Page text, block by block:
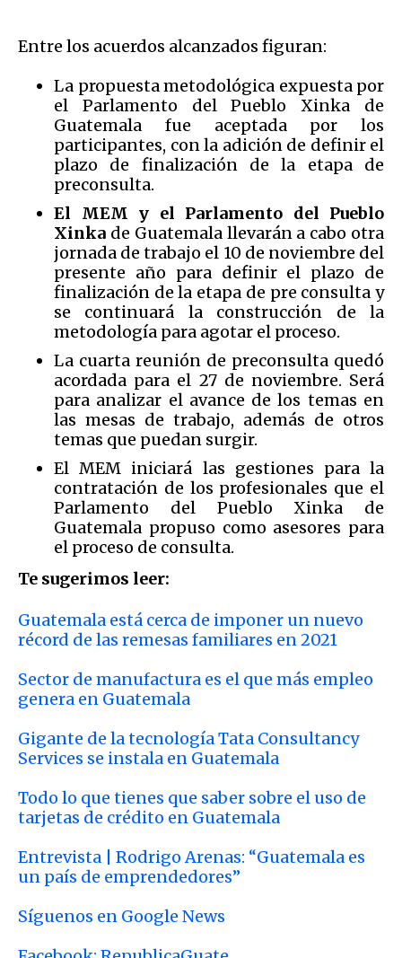
Entre los acuerdos alcanzados figuran:
La propuesta metodológica expuesta por
el Parlamento del Pueblo Xinka de
Guatemala fue aceptada por los
participantes, con la adición de definir el
plazo de finalización de la etapa de
preconsulta.
El MEM y el Parlamento del Pueblo
Xinka de Guatemala llevarán a cabo otra
jornada de trabajo el 10 de noviembre del
presente año para definir el plazo de
finalización de la etapa de pre consulta y
se continuará la construcción de la
metodología para agotar el proceso.
La cuarta reunión de preconsulta quedó
acordada para el 27 de noviembre. Será
para analizar el avance de los temas en
las mesas de trabajo, además de otros
temas que puedan surgir.
El MEM iniciará las gestiones para la
contratación de los profesionales que el
Parlamento del Pueblo Xinka de
Guatemala propuso como asesores para
el proceso de consulta.
Te sugerimos leer:
Guatemala está cerca de imponer un nuevo
récord de las remesas familiares en 2021
Sector de manufactura es el que más empleo
genera en Guatemala
Gigante de la tecnología Tata Consultancy
Services se instala en Guatemala
Todo lo que tienes que saber sobre el uso de
tarjetas de crédito en Guatemala
Entrevista | Rodrigo Arenas: “Guatemala es
un país de emprendedores”
Síguenos en Google News